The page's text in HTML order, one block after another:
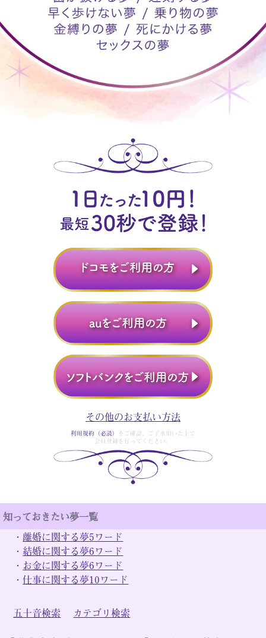
その他のお支払い方法
利用規約（必読）
をご確認、ご了承頂いた上で
会員登録を行ってください。
知っておきたい夢一覧
・ 離婚に関する夢5ワード
・ 結婚に関する夢6ワード
・ お金に関する夢6ワード
・仕事に関する夢10ワード
五十音検索 カテゴリ検索